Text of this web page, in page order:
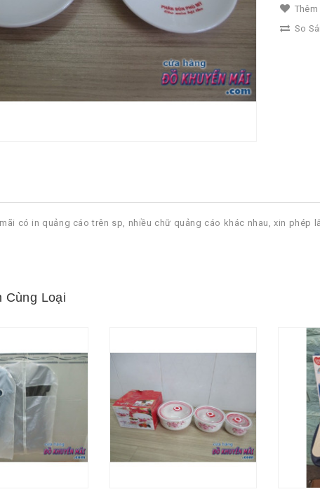
Thêm
So
có in quảng cáo trên sp, nhiều chữ quảng cáo khác nhau, xin phép
Cùng Loại